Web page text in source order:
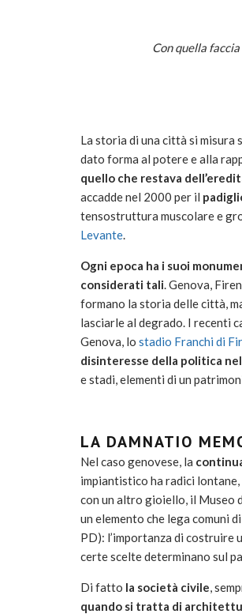
Con quella faccia
La storia di una città si
dato forma al potere e alla
quello che restava
accadde nel 2000 per il
tensostruttura muscolare e
Levante.
Ogni epoca ha i suoi
considerati tali. Genova,
formano la storia delle città,
lasciarle al degrado. I recenti
Genova, lo stadio Franchi di
disinteresse della politica
e stadi, elementi di un
LA DAMNATIO
Nel caso genovese, la
impiantistico ha radici
con un altro gioiello, il Museo
un elemento che lega comuni
PD): l’importanza di costruire
certe scelte determinano sul
Di fatto la società civile,
quando si tratta di